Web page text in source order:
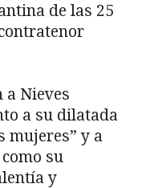
de las 25
a Nieves
a su dilatada
mujeres” y a
su
y